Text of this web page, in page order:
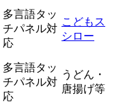
多言語タッ
チパネル対
応
こどもス
シロー
多言語タッ
チパネル対
応
うどん・
唐揚げ等